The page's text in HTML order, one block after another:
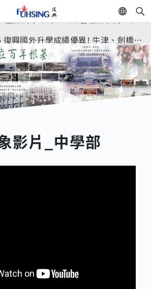
EN
望蘇同學榮錄MIT麻省理工學院，本校
界第一學府！
興國外升學成績優異! 牛津、劍橋首
學榜單再創佳績🎉，32％達醫學系錄
台大錄取標準。各組合4科60級分9人
輔開始
公布
蘇同學榮錄MIT麻省理工學院，本校
界第一學府！
影片_中學部